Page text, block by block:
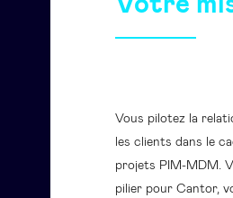
Vous pilotez la
les clients dans le
projets PIM-MDM.
pilier pour Cantor,